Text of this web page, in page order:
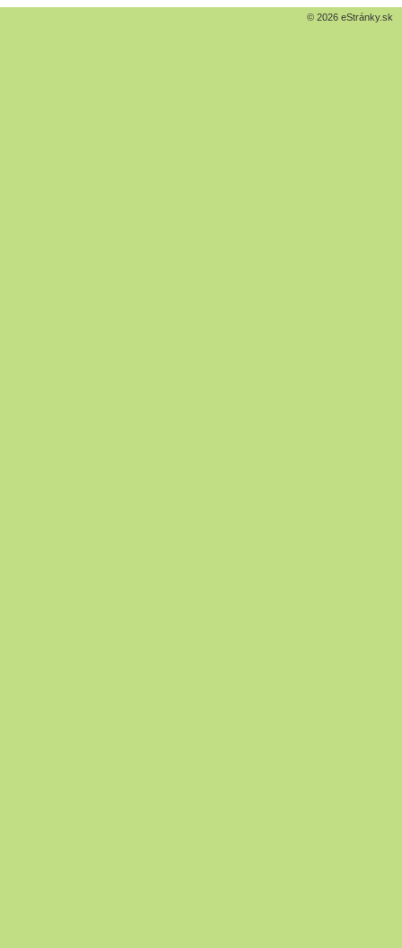
© 2026 eStránky.sk